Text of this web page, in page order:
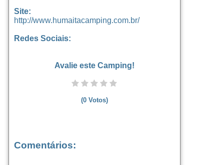
Site:
http://www.humaitacamping.com.br/
Redes Sociais:
Avalie este Camping!
(0Votos)
Comentários: